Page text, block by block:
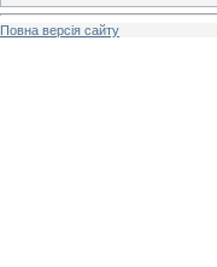
Повна версія сайту